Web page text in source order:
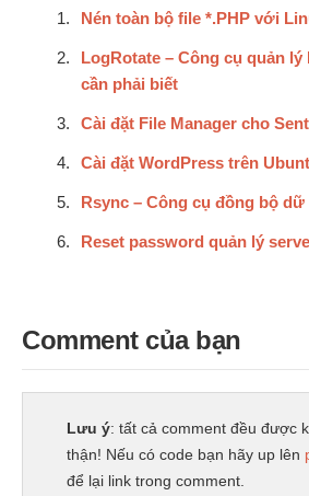
Nén toàn bộ file *.PHP với
LogRotate – Công cụ quản
cần phải biết
Cài đặt File Manager cho
Cài đặt WordPress trên
Rsync – Công cụ đồng bộ dữ
Reset password quản lý
Comment của bạn
Lưu ý: tất cả comment đều được
thận! Nếu có code bạn hãy up lên
để lại link trong comment.